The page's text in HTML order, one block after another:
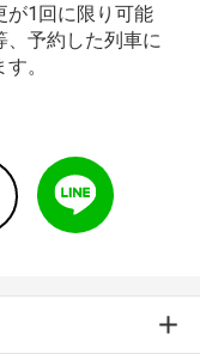
が1回に限り可能
、予約した列車に
。